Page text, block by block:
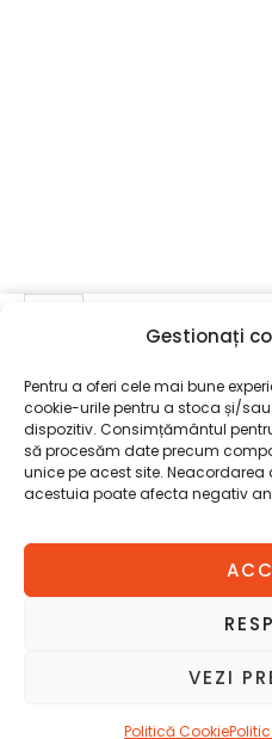
Gestionați
Pentru a oferi cele mai bune
cookie-urile pentru a stoca și/
dispozitiv. Consimțământul
să procesăm date precum
unice pe acest site.
acestuia poate afecta negativ
VEZI
Politică Cookie
Cantitate